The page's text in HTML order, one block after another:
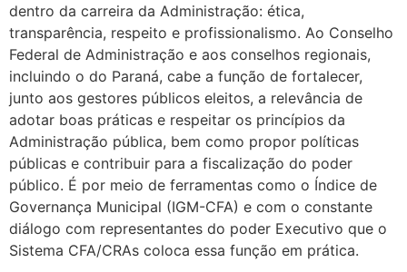
dentro da carreira da Administração: ética,
transparência, respeito e profissionalismo. Ao Conselho
Federal de Administração e aos conselhos regionais,
incluindo o do Paraná, cabe a função de fortalecer,
junto aos gestores públicos eleitos, a relevância de
adotar boas práticas e respeitar os princípios da
Administração pública, bem como propor políticas
públicas e contribuir para a fiscalização do poder
público. É por meio de ferramentas como o Índice de
Governança Municipal (IGM-CFA) e com o constante
diálogo com representantes do poder Executivo que o
Sistema CFA/CRAs coloca essa função em prática.